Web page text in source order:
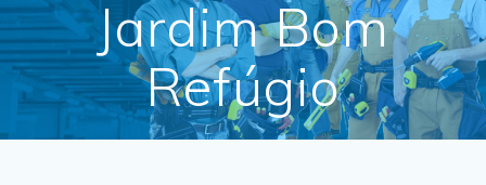
Jardim Bom
Refúgio